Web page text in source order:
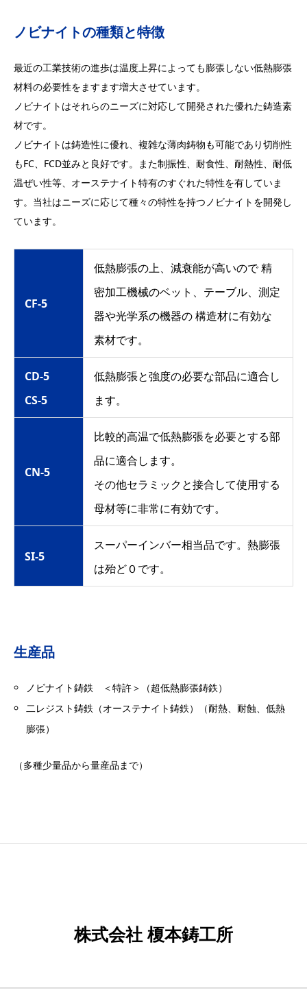
ノビナイトの種類と特徴
最近の工業技術の進歩は温度上昇によっても膨張しない低熱膨張
材料の必要性をますます増大させています。
ノビナイトはそれらのニーズに対応して開発された優れた鋳造素
材です。
ノビナイトは鋳造性に優れ、複雑な薄肉鋳物も可能であり切削性
もFC、FCD並みと良好です。また制振性、耐食性、耐熱性、耐低
温ぜい性等、オーステナイト特有のすぐれた特性を有していま
す。当社はニーズに応じて種々の特性を持つノビナイトを開発し
ています。
CF-5
低熱膨張の上、減衰能が高いので 精
密加工機械のベット、テーブル、測定
器や光学系の機器の 構造材に有効な
素材です。
CD-5
CS-5
低熱膨張と強度の必要な部品に適合し
ます。
CN-5
比較的高温で低熱膨張を必要とする部
品に適合します。
その他セラミックと接合して使用する
母材等に非常に有効です。
SI-5
スーパーインバー相当品です。熱膨張
は殆ど０です。
生産品
ノビナイト鋳鉄 ＜特許＞（超低熱膨張鋳鉄）
二レジスト鋳鉄（オーステナイト鋳鉄）（耐熱、耐蝕、低熱
膨張）
（多種少量品から量産品まで）
株式会社 榎本鋳工所